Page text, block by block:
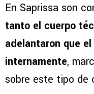
En Saprissa son
tanto el cuerpo
adelantaron que
internamente,
sobre este tipo de